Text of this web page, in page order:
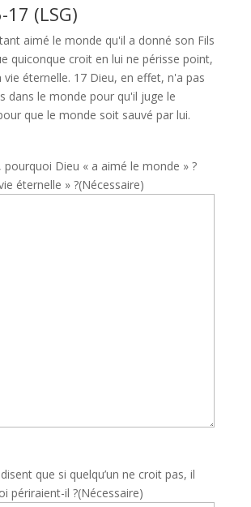
17 (LSG)
aimé le monde qu'il a donné son Fils
quiconque croit en lui ne périsse point,
vie éternelle. 17 Dieu, en effet, n'a pas
dans le monde pour qu'il juge le
que le monde soit sauvé par lui.
pourquoi Dieu « a aimé le monde » ?
éternelle » ?(Nécessaire)
que si quelqu’un ne croit pas, il
périraient-il ?(Nécessaire)